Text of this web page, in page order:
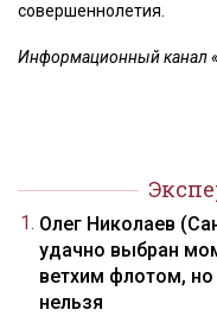
совершеннолетия.
Информационный канал
Олег Николаев
удачно выбран
ветхим флотом,
нельзя